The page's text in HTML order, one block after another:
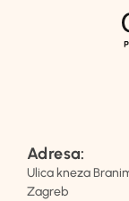
Adresa:
Ulica kneza
Zagreb